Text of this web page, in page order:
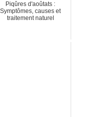
Piqûres d'aoûtats :
Symptômes, causes et
traitement naturel